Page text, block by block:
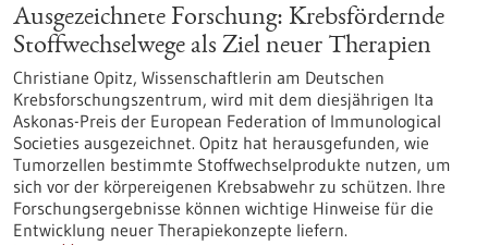
Ausgezeichnete Forschung: Krebsfördernde
Stoffwechselwege als Ziel neuer Therapien
Christiane Opitz, Wissenschaftlerin am Deutschen
Krebsforschungszentrum, wird mit dem diesjährigen Ita
Askonas-Preis der European Federation of Immunological
Societies ausgezeichnet. Opitz hat herausgefunden, wie
Tumorzellen bestimmte Stoffwechselprodukte nutzen, um
sich vor der körpereigenen Krebsabwehr zu schützen. Ihre
Forschungsergebnisse können wichtige Hinweise für die
Entwicklung neuer Therapiekonzepte liefern.